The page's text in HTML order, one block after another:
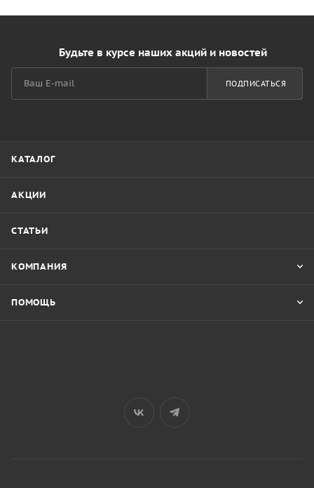
Будьте в курсе наших акций и новостей
ПОДПИСАТЬСЯ
КАТАЛОГ
АКЦИИ
СТАТЬИ
КОМПАНИЯ
ПОМОЩЬ